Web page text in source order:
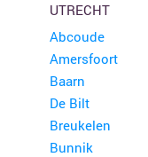
UTRECHT
Abcoude
Amersfoort
Baarn
De Bilt
Breukelen
Bunnik